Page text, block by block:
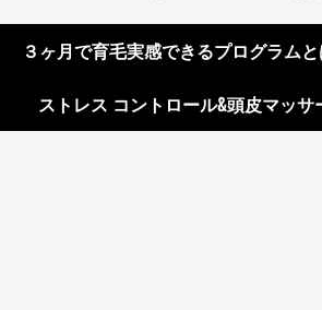
し
３ヶ月で育毛実感できるプログラム
ストレス コントロール&頭皮マッ